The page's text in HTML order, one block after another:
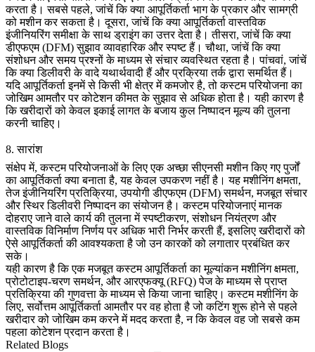
करता है। सबसे पहले, जांचें कि क्या आपूर्तिकर्ता भाग के प्रकार और सामग्री
को मशीन कर सकता है। दूसरा, जांचें कि क्या आपूर्तिकर्ता वास्तविक
इंजीनियरिंग समीक्षा के साथ ड्राइंग का उत्तर देता है। तीसरा, जांचें कि क्या
डीएफएम (DFM) सुझाव व्यावहारिक और स्पष्ट हैं। चौथा, जांचें कि क्या
संशोधन और समय प्रश्नों के माध्यम से संचार व्यवस्थित रहता है। पांचवां, जांचें
कि क्या डिलीवरी के वादे यथार्थवादी हैं और प्रक्रिया तर्क द्वारा समर्थित हैं।
यदि आपूर्तिकर्ता इनमें से किसी भी क्षेत्र में कमजोर है, तो कस्टम परियोजना का
जोखिम आमतौर पर कोटेशन कीमत के सुझाव से अधिक होता है। यही कारण है
कि खरीदारों को केवल इकाई लागत के बजाय कुल निष्पादन मूल्य की तुलना
करनी चाहिए।
8. सारांश
संक्षेप में, कस्टम परियोजनाओं के लिए एक अच्छा सीएनसी मशीन किए गए पुर्जों
का आपूर्तिकर्ता क्या बनाता है, यह केवल उपकरण नहीं है। यह मशीनिंग क्षमता,
तेज इंजीनियरिंग प्रतिक्रिया, उपयोगी डीएफएम (DFM) समर्थन, मजबूत संचार
और स्थिर डिलीवरी निष्पादन का संयोजन है। कस्टम परियोजनाएं मानक
दोहराए जाने वाले कार्य की तुलना में स्पष्टीकरण, संशोधन नियंत्रण और
वास्तविक विनिर्माण निर्णय पर अधिक भारी निर्भर करती हैं, इसलिए खरीदारों को
ऐसे आपूर्तिकर्ता की आवश्यकता है जो उन कारकों को लगातार प्रबंधित कर
सके।
यही कारण है कि एक मजबूत कस्टम आपूर्तिकर्ता का मूल्यांकनमशीनिंग क्षमता,
प्रोटोटाइप-चरण समर्थन, औरआरएफक्यू (RFQ) पेजके माध्यम से प्राप्त
प्रतिक्रिया की गुणवत्ता के माध्यम से किया जाना चाहिए। कस्टम मशीनिंग के
लिए, सर्वोत्तम आपूर्तिकर्ता आमतौर पर वह होता है जो कटिंग शुरू होने से पहले
खरीदार को जोखिम कम करने में मदद करता है, न कि केवल वह जो सबसे कम
पहला कोटेशन प्रदान करता है।
Related Blogs